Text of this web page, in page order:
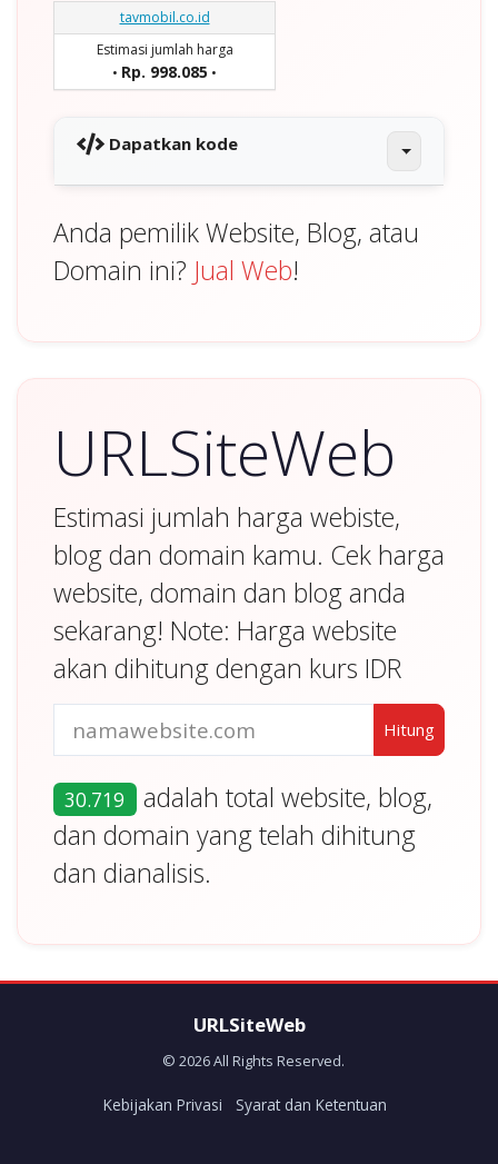
tavmobil.co.id
Estimasi jumlah harga
• Rp. 998.085 •
Dapatkan kode
Anda pemilik Website, Blog, atau
Domain ini? Jual Web!
URLSiteWeb
Estimasi jumlah harga webiste,
blog dan domain kamu. Cek harga
website, domain dan blog anda
sekarang! Note: Harga website
akan dihitung dengan kurs IDR
30.719 adalah total website, blog,
dan domain yang telah dihitung
dan dianalisis.
URLSiteWeb
© 2026 All Rights Reserved.
Kebijakan Privasi Syarat dan Ketentuan